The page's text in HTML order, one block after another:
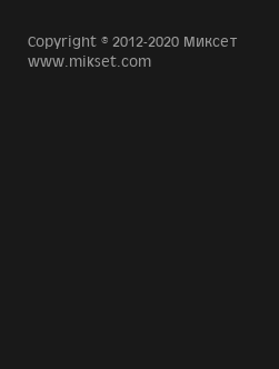
Copyright © 2012-2020 Миксет
www.mikset.com